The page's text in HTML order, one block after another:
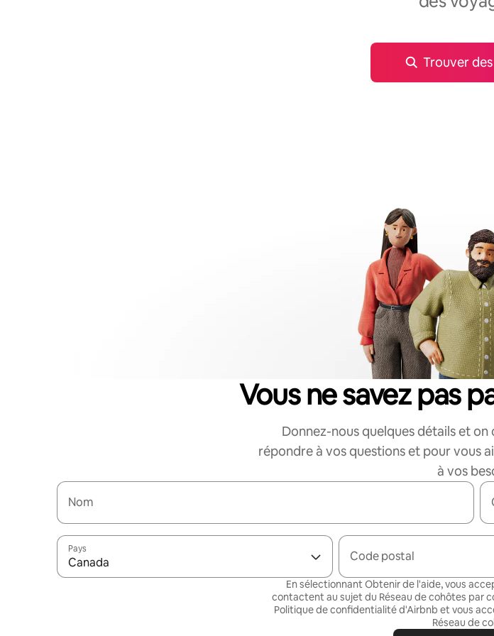
Trouver
Vous ne savez pas
Donnez-nous quelques détails et
répondre à vos questions et pour vous
à vos
Nom
Pays
Canada Code postal
En sélectionnant Obtenir de l'aide, vous
contactent au sujet du Réseau de cohôtes par
Politique de confidentialitéd'Airbnb et vous
Réseau de